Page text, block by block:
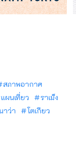
สภาพอากาศ
แผนเที่ยว
ราเม็ง
าว่า
โตเกียว